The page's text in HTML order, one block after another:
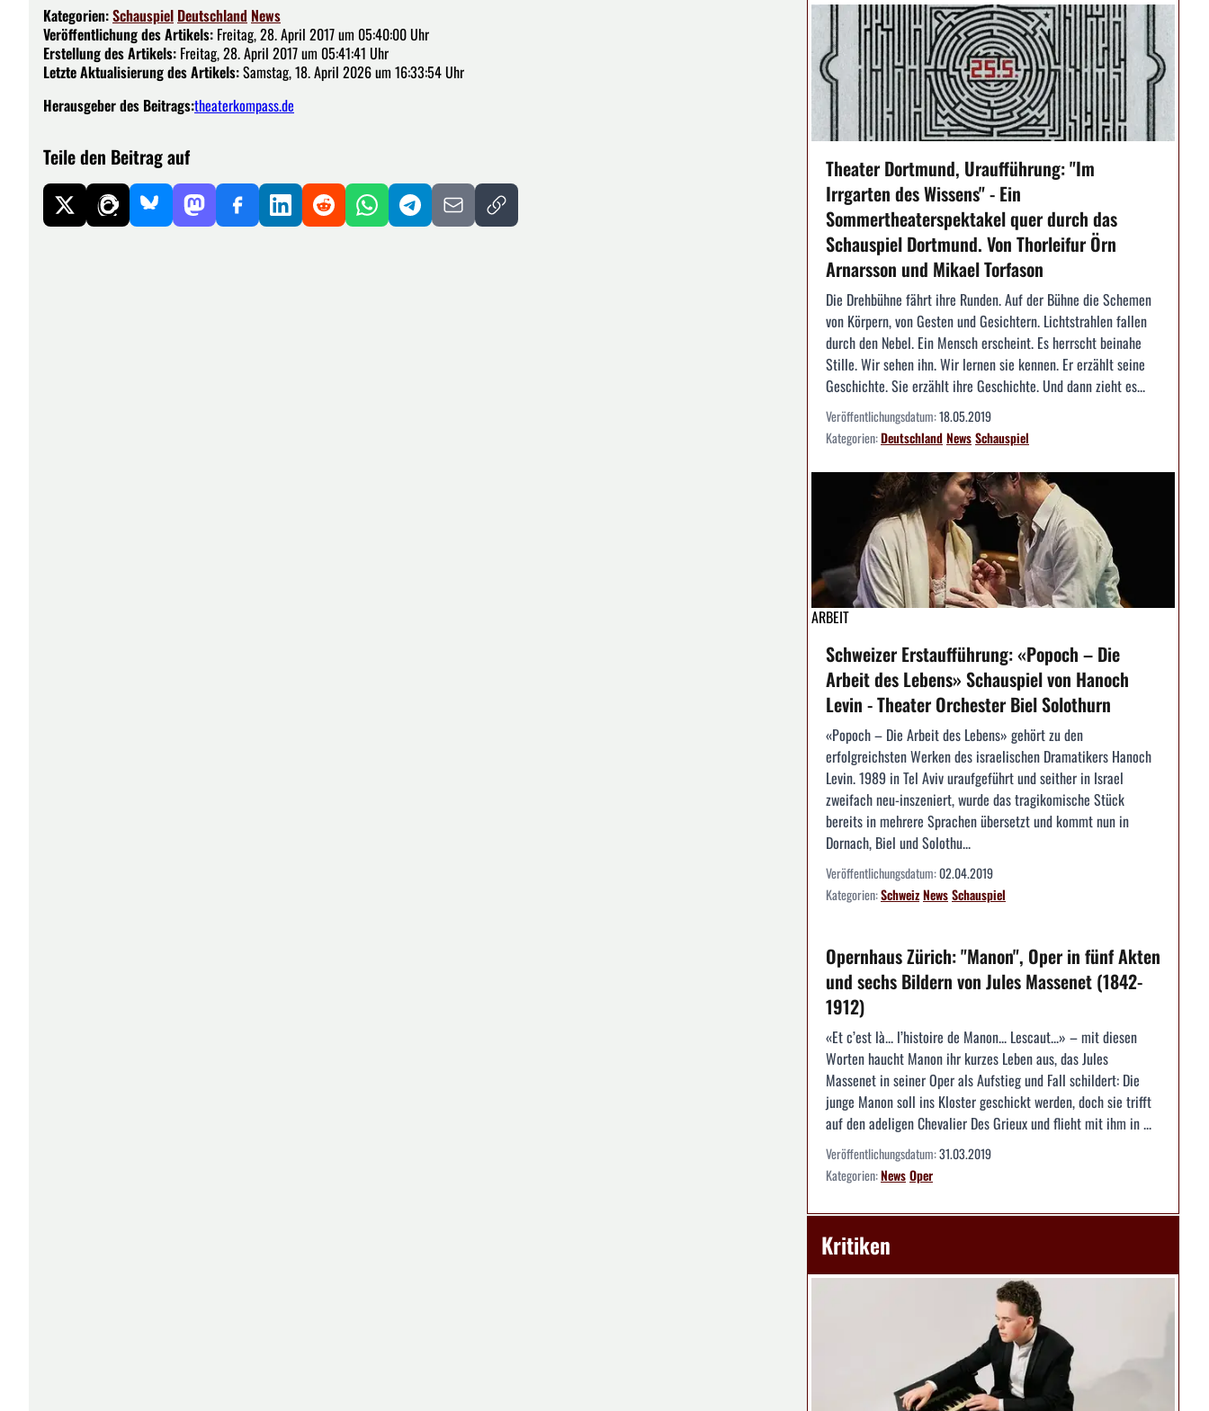
Kategorien:Schauspiel Deutschland News
Veröffentlichung des Artikels: Freitag, 28. April 2017 um 05:40:00 Uhr
Erstellung des Artikels: Freitag, 28. April 2017 um 05:41:41 Uhr
Letzte Aktualisierung des Artikels:Samstag, 18. April 2026 um 16:33:54 Uhr
Herausgeber des Beitrags:theaterkompass.de
Teile den Beitrag auf
Theater Dortmund, Uraufführung: "Im
Irrgarten des Wissens" - Ein
Sommertheaterspektakel quer durch das
Schauspiel Dortmund. Von Thorleifur Örn
Arnarsson und Mikael Torfason
Die Drehbühne fährt ihre Runden. Auf der Bühne die Schemen
von Körpern, von Gesten und Gesichtern. Lichtstrahlen fallen
durch den Nebel. Ein Mensch erscheint. Es herrscht beinahe
Stille. Wir sehen ihn. Wir lernen sie kennen. Er erzählt seine
Geschichte. Sie erzählt ihre Geschichte. Und dann zieht es...
Veröffentlichungsdatum:18.05.2019
Kategorien:DeutschlandNewsSchauspiel
ARBEIT
Schweizer Erstaufführung: «Popoch – Die
Arbeit des Lebens» Schauspiel von Hanoch
Levin - Theater Orchester Biel Solothurn
«Popoch – Die Arbeit des Lebens» gehört zu den
erfolgreichsten Werken des israelischen Dramatikers Hanoch
Levin. 1989 in Tel Aviv uraufgeführt und seither in Israel
zweifach neu-inszeniert, wurde das tragikomische Stück
bereits in mehrere Sprachen übersetzt und kommt nun in
Dornach, Biel und Solothu...
Veröffentlichungsdatum:02.04.2019
Kategorien:SchweizNewsSchauspiel
Opernhaus Zürich: "Manon", Oper in fünf Akten
und sechs Bildern von Jules Massenet (1842-
1912)
«Et c’est là... l’histoire de Manon... Lescaut...» – mit diesen
Worten haucht Manon ihr kurzes Leben aus, das Jules
Massenet in seiner Oper als Aufstieg und Fall schildert: Die
junge Manon soll ins Kloster geschickt werden, doch sie trifft
auf den adeligen Chevalier Des Grieux und flieht mit ihm in ...
Veröffentlichungsdatum:31.03.2019
Kategorien:NewsOper
Kritiken